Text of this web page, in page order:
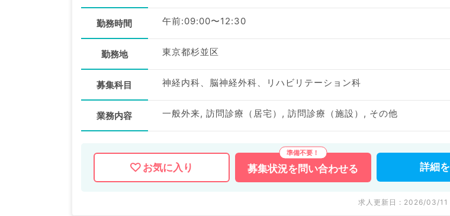
勤務時間 午前:09:00〜12:30
勤務地 東京都杉並区
募集科目 神経内科、脳神経外科、リハビリテーション科
業務内容 一般外来, 訪問診療（居宅）, 訪問診療（施設）, その他
お気に入り 募集状況を 問い合わせる 詳細を
求人更新日 : 2026/03/11